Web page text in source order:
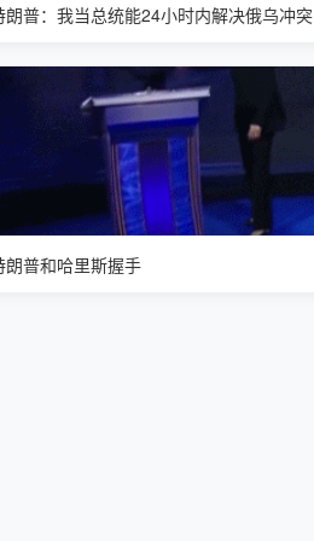
朗普：我当总统能24小时内解决俄乌冲突
朗普和哈里斯握手